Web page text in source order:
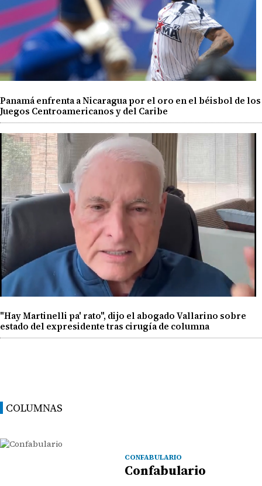
Panamá enfrenta a Nicaragua por el oro en el béisbol de los
Juegos Centroamericanos y del Caribe
"Hay Martinelli pa' rato", dijo el abogado Vallarino sobre
estado del expresidente tras cirugía de columna
COLUMNAS
CONFABULARIO
Confabulario